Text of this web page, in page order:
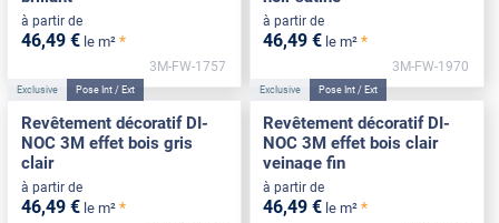
à partir de
46,49 € le m² *
3M-FW-1757
à partir de
46,49 € le m² *
3M-FW-1970
Exclusive Pose Int / Ext
Revêtement décoratif DI-
NOC 3M effet bois gris
clair
à partir de
46,49 € le m² *
Exclusive Pose Int / Ext
Revêtement décoratif DI-
NOC 3M effet bois clair
veinage fin
à partir de
46,49 € le m² *